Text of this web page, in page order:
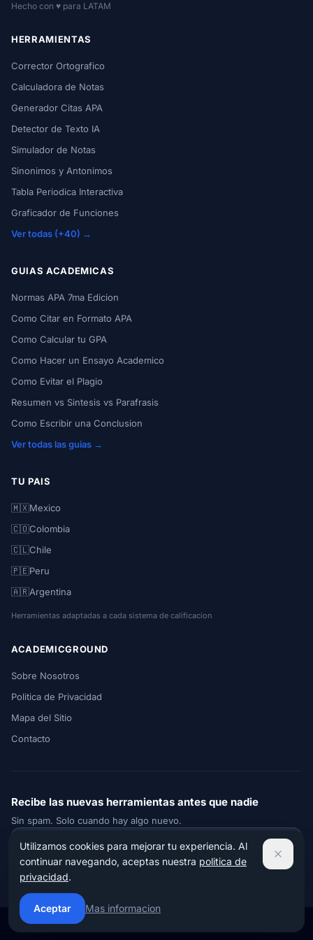
Hecho con ♥ para LATAM
HERRAMIENTAS
Corrector Ortografico
Calculadora de Notas
Generador Citas APA
Detector de Texto IA
Simulador de Notas
Sinonimos y Antonimos
Tabla Periodica Interactiva
Graficador de Funciones
Ver todas (+40) →
GUIAS ACADEMICAS
Normas APA 7ma Edicion
Como Citar en Formato APA
Como Calcular tu GPA
Como Hacer un Ensayo Academico
Como Evitar el Plagio
Resumen vs Sintesis vs Parafrasis
Como Escribir una Conclusion
Ver todas las guias →
TU PAIS
🇲🇽Mexico
🇨🇴Colombia
🇨🇱Chile
🇵🇪Peru
🇦🇷Argentina
Herramientas adaptadas a cada sistema de calificacion
ACADEMICGROUND
Sobre Nosotros
Politica de Privacidad
Mapa del Sitio
Contacto
Recibe las nuevas herramientas antes que nadie
Sin spam. Solo cuando hay algo nuevo.
Suscribirme
© 2026 AcademicGround. Todos los derechos reservados.
Utilizamos cookies para mejorar tu experiencia. Al
continuar navegando, aceptas nuestra politica de
privacidad.
Aceptar Mas informacion